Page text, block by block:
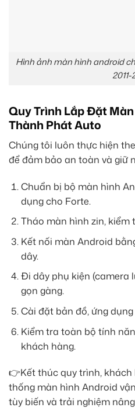
Hình ảnh màn hình android
2011-
Quy Trình Lắp Đặt
Thành Phát Auto
Chúng tôi luôn thực hiện
để đảm bảo an toàn và giữ
Chuẩn bị bộ màn hình
dụng cho Forte.
Tháo màn hình zin, kiểm
Kết nối màn Android
dây.
Đi dây phụ kiện (camera
gọn gàng.
Cài đặt bản đồ, ứng
Kiểm tra toàn bộ tính
khách hàng.
👉Kết thúc quy trình, khách
thống màn hình Android
tùy biến và trải nghiệm